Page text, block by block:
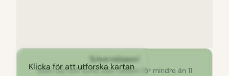
Klicka för att utforska kartan
Ta bort reklamen!
Stöd oss och surfa utan reklam för mindre än 11